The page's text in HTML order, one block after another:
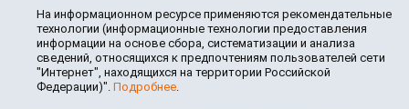
На информационном ресурсе применяются рекомендательные
технологии (информационные технологии предоставления
информации на основе сбора, систематизации и анализа
сведений, относящихся к предпочтениям пользователей сети
"Интернет", находящихся на территории Российской
Федерации)". Подробнее.